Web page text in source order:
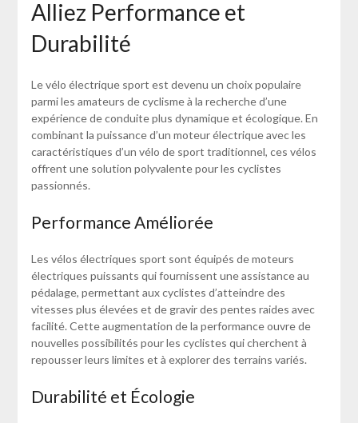
Alliez Performance et
Durabilité
Le vélo électrique sport est devenu un choix populaire
parmi les amateurs de cyclisme à la recherche d’une
expérience de conduite plus dynamique et écologique. En
combinant la puissance d’un moteur électrique avec les
caractéristiques d’un vélo de sport traditionnel, ces vélos
offrent une solution polyvalente pour les cyclistes
passionnés.
Performance Améliorée
Les vélos électriques sport sont équipés de moteurs
électriques puissants qui fournissent une assistance au
pédalage, permettant aux cyclistes d’atteindre des
vitesses plus élevées et de gravir des pentes raides avec
facilité. Cette augmentation de la performance ouvre de
nouvelles possibilités pour les cyclistes qui cherchent à
repousser leurs limites et à explorer des terrains variés.
Durabilité et Écologie